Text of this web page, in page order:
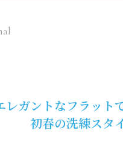
レガントなフラット
初春の洗練スタ